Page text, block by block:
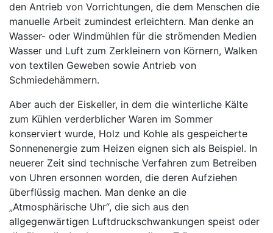
den Antrieb von Vorrichtungen, die dem Menschen die
manuelle Arbeit zumindest erleichtern. Man denke an
Wasser- oder Windmühlen für die strömenden Medien
Wasser und Luft zum Zerkleinern von Körnern, Walken
von textilen Geweben sowie Antrieb von
Schmiedehämmern.
Aber auch der Eiskeller, in dem die winterliche Kälte
zum Kühlen verderblicher Waren im Sommer
konserviert wurde, Holz und Kohle als gespeicherte
Sonnenenergie zum Heizen eignen sich als Beispiel. In
neuerer Zeit sind technische Verfahren zum Betreiben
von Uhren ersonnen worden, die deren Aufziehen
überflüssig machen. Man denke an die
„Atmosphärische Uhr“, die sich aus den
allgegenwärtigen Luftdruckschwankungen speist oder